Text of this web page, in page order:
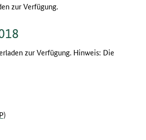
zur Verfügung.
zur Verfügung. Hinweis: Die